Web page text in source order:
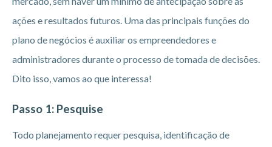
ações e resultados futuros. Uma das principais funções do
plano de negócios é auxiliar os empreendedores e
administradores durante o processo de tomada de decisões.
Dito isso, vamos ao que interessa!
Passo 1: Pesquise
Todo planejamento requer pesquisa, identificação de